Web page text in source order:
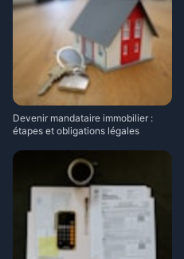
Devenir mandataire immobilier :
étapes et obligations légales